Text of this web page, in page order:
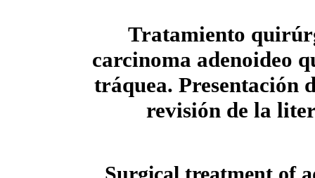
Tratamiento
carcinoma adenoideo
tráquea. Presentación
revisión de la